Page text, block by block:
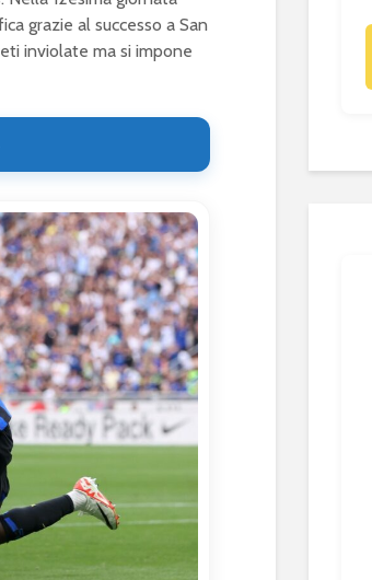
grazie al successo a San
inviolate ma si impone